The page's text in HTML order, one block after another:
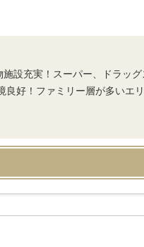
設充実！スーパー、ドラッ
好！ファミリー層が多いエ